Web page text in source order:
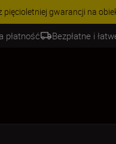
akcesoriach i
płatność Bezpłatne i